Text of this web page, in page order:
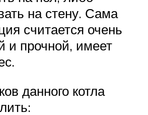
на стену. Сама
считается очень
и прочной, имеет
данного котла